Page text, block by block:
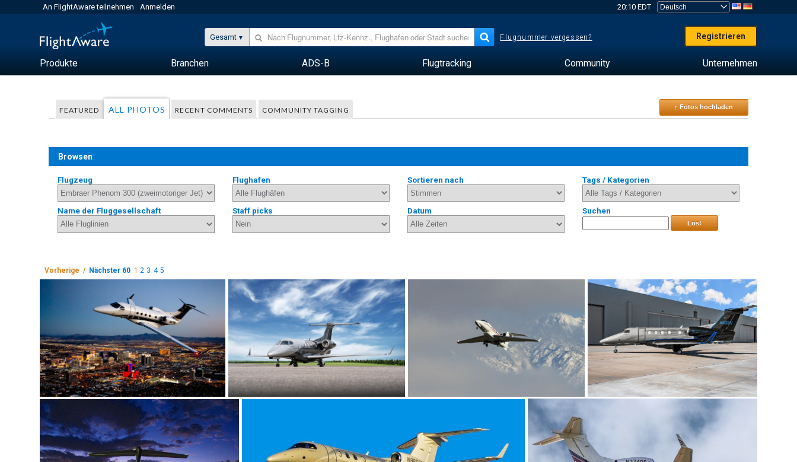
An FlightAware teilnehmen Anmelden 20:10 EDT
Gesamt Flugnummer vergessen? Registrieren
Produkte Branchen ADS-B Flugtracking Community Unternehmen
FEATURED ALL PHOTOS RECENT COMMENTS COMMUNITY TAGGING ↑ Fotos hochladen
Browsen
Flugzeug Flughafen Sortieren nach Tags / Kategorien
Name der Fluggesellschaft Staff picks Datum Suchen
Los!
Vorherige / Nächster 60 1 2 3 4 5